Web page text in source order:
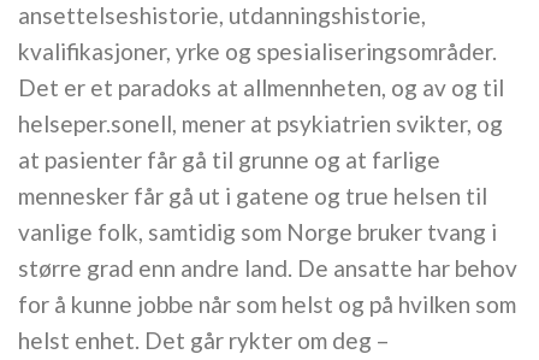
ansettelseshistorie, utdanningshistorie,
kvalifikasjoner, yrke og spesialiseringsområder.
Det er et paradoks at allmennheten, og av og til
helseper.sonell, mener at psykiatrien svikter, og
at pasienter får gå til grunne og at farlige
mennesker får gå ut i gatene og true helsen til
vanlige folk, samtidig som Norge bruker tvang i
større grad enn andre land. De ansatte har behov
for å kunne jobbe når som helst og på hvilken som
helst enhet. Det går rykter om deg –